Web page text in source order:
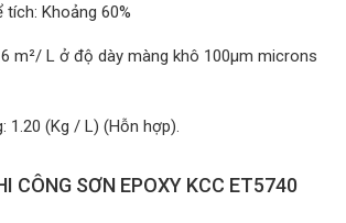
Khoảng 60%
m²/ L ở độ dày màng khô 100µm microns
1.20 (Kg / L) (Hỗn hợp).
CÔNG SƠN EPOXY KCC ET5740